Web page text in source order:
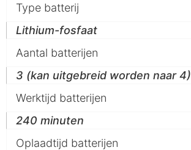
Type batterij
Lithium-fosfaat
Aantal batterijen
3 (kan uitgebreid worden naar 4)
Werktijd batterijen
240 minuten
Oplaadtijd batterijen